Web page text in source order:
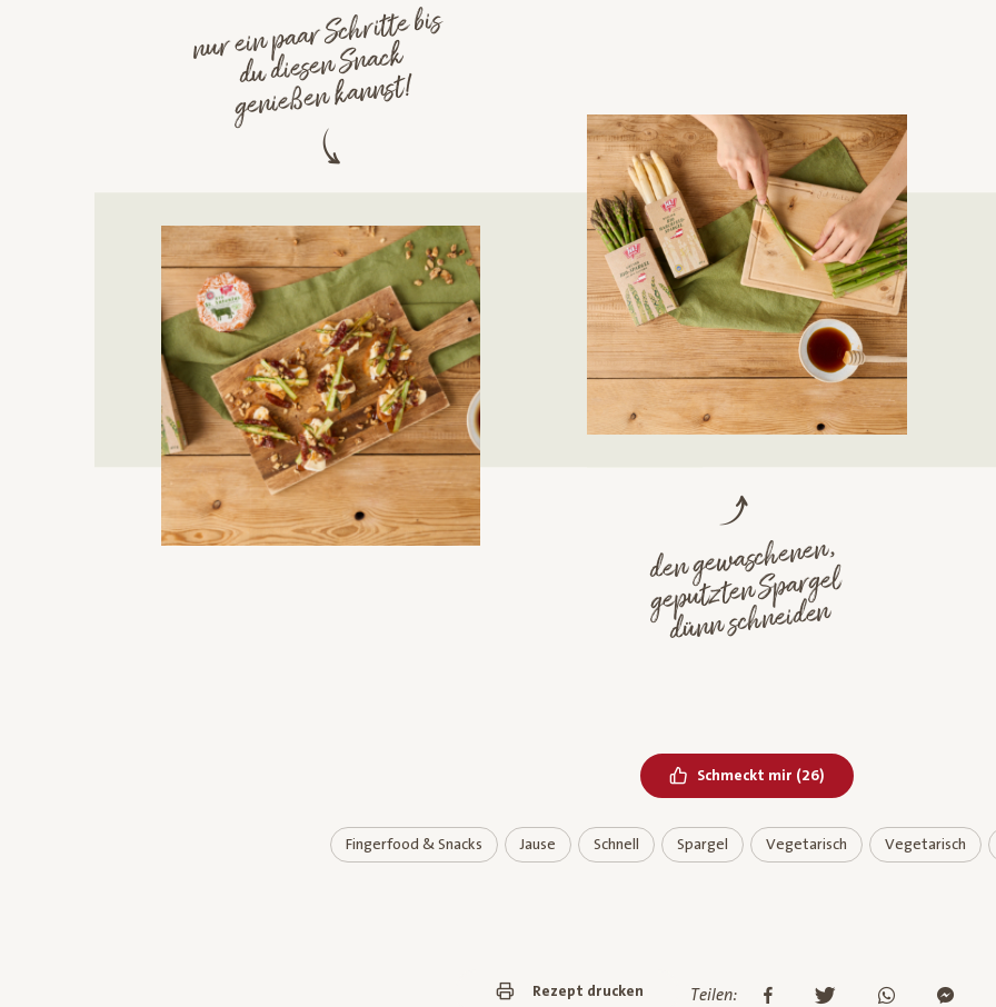
nur ein paar Schritte bis
du diesen Snack
genießen kannst!
den gewaschenen,
geputzten Spargel
dünn schneiden
Schmeckt mir Bereits geliked
(26)
Fingerfood & Snacks Jause Schnell Spargel Vegetarisch Vegetarisch
Rezept drucken Teilen: